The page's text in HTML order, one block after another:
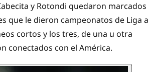
y Rotondi quedaron marcados
que le dieron campeonatos de Liga a
cortos y los tres, de una u otra
conectados con el América.